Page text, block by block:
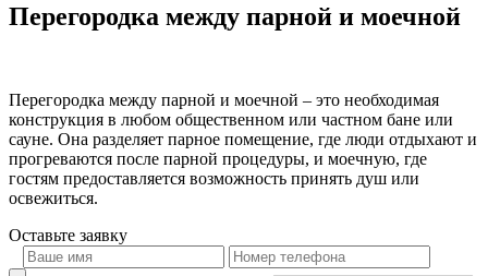
Перегородка между парной и моечной
Перегородка между парной и моечной – это необходимая
конструкция в любом общественном или частном бане или
сауне. Она разделяет парное помещение, где люди отдыхают и
прогреваются после парной процедуры, и моечную, где
гостям предоставляется возможность принять душ или
освежиться.
Оставьте заявку